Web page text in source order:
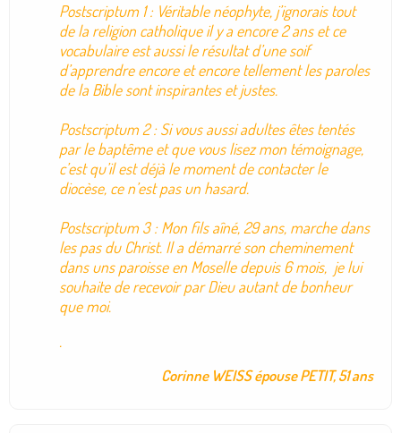
Postscriptum 1 : Véritable néophyte, j’ignorais tout
de la religion catholique il y a encore 2 ans et ce
vocabulaire est aussi le résultat d’une soif
d’apprendre encore et encore tellement les paroles
de la Bible sont inspirantes et justes.
Postscriptum 2 : Si vous aussi adultes êtes tentés
par le baptême et que vous lisez mon témoignage,
c’est qu’il est déjà le moment de contacter le
diocèse, ce n’est pas un hasard.
Postscriptum 3 : Mon fils aîné, 29 ans, marche dans
les pas du Christ. Il a démarré son cheminement
dans uns paroisse en Moselle depuis 6 mois, je lui
souhaite de recevoir par Dieu autant de bonheur
que moi.
.
Corinne WEISS épouse PETIT, 51 ans